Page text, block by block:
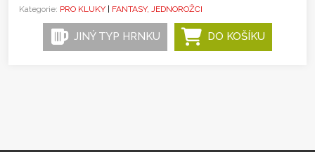
Kategorie: PRO KLUKY FANTASY, JEDNOROŽCI
JINÝ TYP HRNKU DO KOŠÍKU